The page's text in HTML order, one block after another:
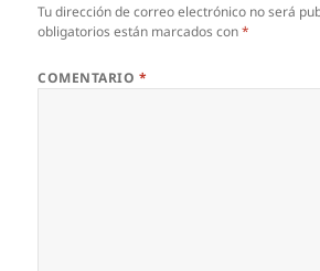
Tu dirección de correo electrónico no será
obligatorios están marcados con*
COMENTARIO *